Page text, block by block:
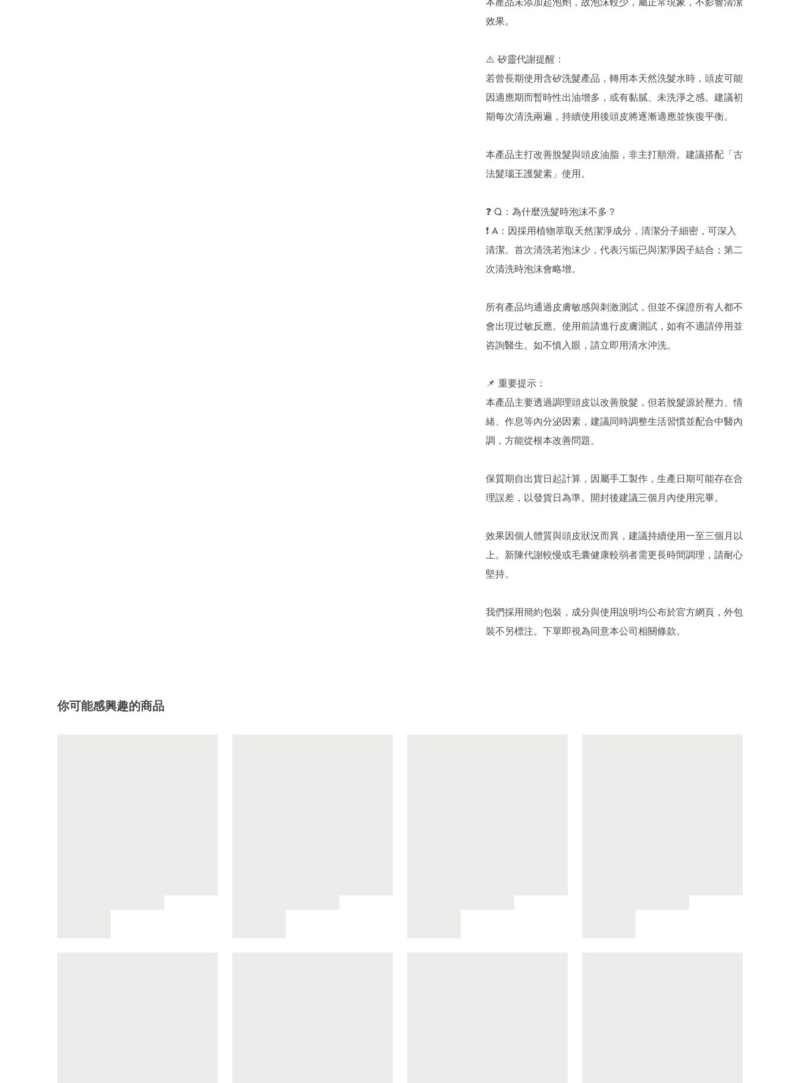
本產品未添加起泡劑，故泡沫較少，屬正常現象，不影響清潔
效果。
⚠️ 矽靈代謝提醒：
若曾長期使用含矽洗髮產品，轉用本天然洗髮水時，頭皮可能
因適應期而暫時性出油增多，或有黏膩、未洗淨之感。建議初
期每次清洗兩遍，持續使用後頭皮將逐漸適應並恢復平衡。
本產品主打改善脫髮與頭皮油脂，非主打順滑。建議搭配「古
法髮瑙王護髮素」使用。
❓ Q：為什麼洗髮時泡沫不多？
❗ A：因採用植物萃取天然潔淨成分，清潔分子細密，可深入
清潔。首次清洗若泡沫少，代表污垢已與潔淨因子結合；第二
次清洗時泡沫會略增。
所有產品均通過皮膚敏感與刺激測試，但並不保證所有人都不
會出現过敏反應。使用前請進行皮膚測試，如有不適請停用並
咨詢醫生。如不慎入眼，請立即用清水沖洗。
📌 重要提示：
本產品主要透過調理頭皮以改善脫髮，但若脫髮源於壓力、情
緒、作息等內分泌因素，建議同時調整生活習慣並配合中醫內
調，方能從根本改善問題。
保質期自出貨日起計算，因屬手工製作，生產日期可能存在合
理誤差，以發貨日為準。開封後建議三個月內使用完畢。
效果因個人體質與頭皮狀況而異，建議持續使用一至三個月以
上。新陳代謝較慢或毛囊健康較弱者需更長時間調理，請耐心
堅持。
我們採用簡約包裝，成分與使用說明均公布於官方網頁，外包
裝不另標注。下單即視為同意本公司相關條款。
你可能感興趣的商品